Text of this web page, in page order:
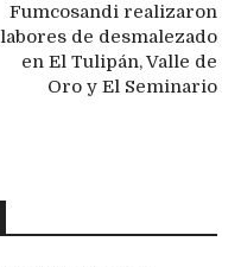
Fumcosandi realizaron
labores de desmalezado
en El Tulipán, Valle de
Oro y El Seminario